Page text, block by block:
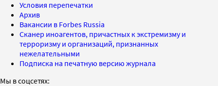
Условия перепечатки
Архив
Вакансии в Forbes Russia
Сканер иноагентов, причастных к экстремизму и
терроризму и организаций, признанных
нежелательными
Подписка на печатную версию журнала
Мы в соцсетях: